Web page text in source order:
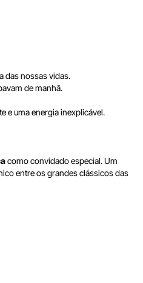
das nossas vidas.
de manhã.
e uma energia inexplicável.
como convidado especial. Um
entre os grandes clássicos das